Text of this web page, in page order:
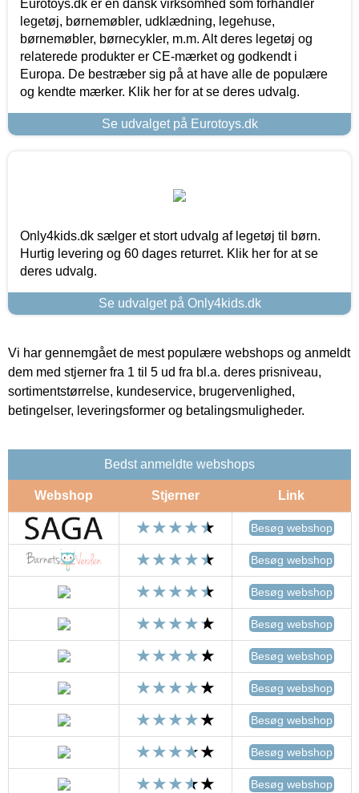
Eurotoys.dk er en dansk virksomhed som forhandler
legetøj, børnemøbler, udklædning, legehuse,
børnemøbler, børnecykler, m.m. Alt deres legetøj og
relaterede produkter er CE-mærket og godkendt i
Europa. De bestræber sig på at have alle de populære
og kendte mærker. Klik her for at se deres udvalg.
Se udvalget på Eurotoys.dk
Only4kids.dk sælger et stort udvalg af legetøj til børn.
Hurtig levering og 60 dages returret. Klik her for at se
deres udvalg.
Se udvalget på Only4kids.dk
Vi har gennemgået de mest populære webshops og anmeldt
dem med stjerner fra 1 til 5 ud fra bl.a. deres prisniveau,
sortimentstørrelse, kundeservice, brugervenlighed,
betingelser, leveringsformer og betalingsmuligheder.
Bedst anmeldte webshops
Webshop Stjerner Link
Besøg webshop
Besøg webshop
Besøg webshop
Besøg webshop
Besøg webshop
Besøg webshop
Besøg webshop
Besøg webshop
Besøg webshop